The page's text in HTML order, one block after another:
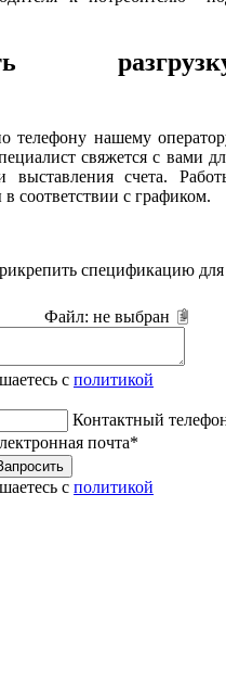
телефону нашему
свяжется с вами
выставления счета.
соответствии с графиком.
спецификацию для
Файл: не выбран
с политикой
Контактный
почта*
с политикой